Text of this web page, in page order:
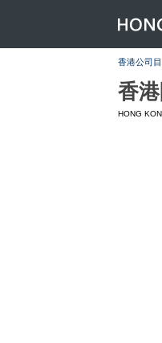
香港公司
香
HONG